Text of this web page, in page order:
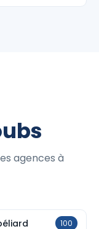
agences à
100